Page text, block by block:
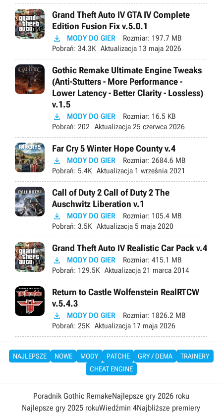
Grand Theft Auto IV GTA IV Complete
Edition Fusion Fix v.5.0.1
 MODY DO GIER Rozmiar: 197.7 MB
Pobrań: 34.3K Aktualizacja 13 maja 2026
Gothic Remake Ultimate Engine Tweaks
(Anti-Stutters - More Performance -
Lower Latency - Better Clarity - Lossless)
v.1.5
 MODY DO GIER Rozmiar: 16.5 KB
Pobrań: 202 Aktualizacja 25 czerwca 2026
Far Cry 5 Winter Hope County v.4
 MODY DO GIER Rozmiar: 2684.6 MB
Pobrań: 5.4K Aktualizacja 1 września 2021
Call of Duty 2 Call of Duty 2 The
Auschwitz Liberation v.1
 MODY DO GIER Rozmiar: 105.4 MB
Pobrań: 3.5K Aktualizacja 5 maja 2020
Grand Theft Auto IV Realistic Car Pack v.4
 MODY DO GIER Rozmiar: 415.1 MB
Pobrań: 129.5K Aktualizacja 21 marca 2014
Return to Castle Wolfenstein RealRTCW
v.5.4.3
 MODY DO GIER Rozmiar: 1826.2 MB
Pobrań: 25K Aktualizacja 17 maja 2026
NAJLEPSZE NOWE MODY PATCHE GRY / DEMA
TRAINERY
CHEAT ENGINE
Poradnik Gothic RemakeNajlepsze gry 2026 roku
Najlepsze gry 2025 rokuWiedźmin 4Najbliższe premiery